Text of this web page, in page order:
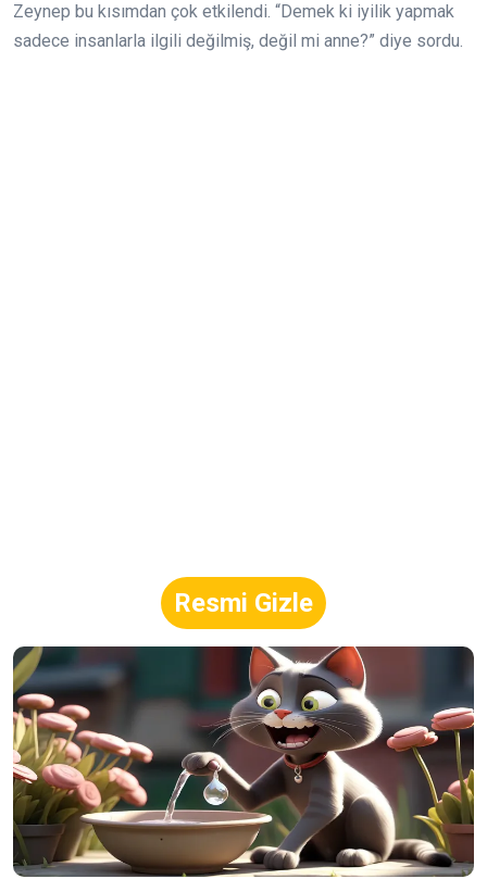
Zeynep bu kısımdan çok etkilendi. “Demek ki iyilik yapmak
sadece insanlarla ilgili değilmiş, değil mi anne?” diye sordu.
Resmi Gizle